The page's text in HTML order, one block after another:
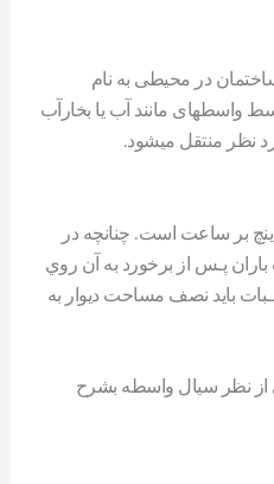
در محيطی به نام
واسطهای مانند آب يا بخارآب
نظر منتقل میشود.
بر مبناي حداکثر بارش 1 اينچ بر ساعت است. چنانچه در
پـس از برخورد به آن روي
بايد نصف مساحت ديوار به
نظر سيال واسطه بشرح